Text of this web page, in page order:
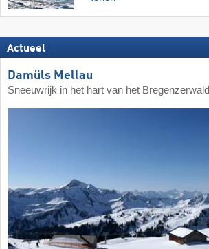
Actueel
Damüls Mellau
Sneeuwrijk in het hart van het Bregenzerwald